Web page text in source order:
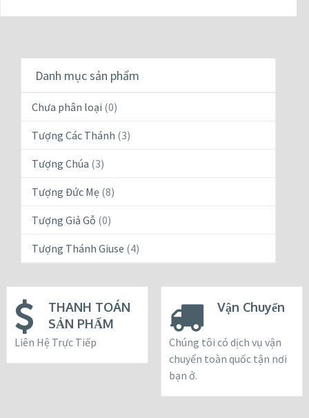
Danh mục sản phẩm
Chưa phân loại (0)
Tượng Các Thánh (3)
Tượng Chúa (3)
Tượng Đức Mẹ (8)
Tượng Giả Gỗ (0)
Tượng Thánh Giuse (4)
THANH TOÁN
SẢN PHẨM
Liên Hệ Trực Tiếp
Vận Chuyển
Chúng tôi có dịch vụ vận
chuyển toàn quốc tận nơi
bạn ở.